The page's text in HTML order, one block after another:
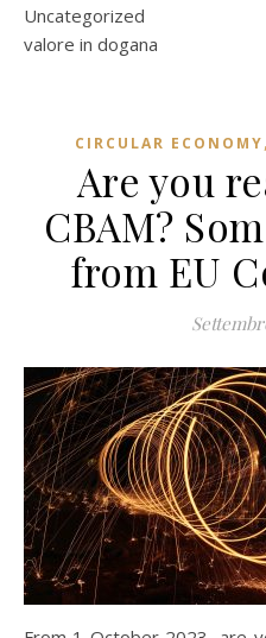
Uncategorized
valore in dogana
CIRCULAR ECONOMY,
Are you
CBAM?
from EU